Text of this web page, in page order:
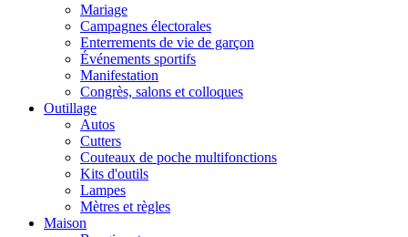
Mariage
Campagnes électorales
Enterrements de vie de garçon
Événements sportifs
Manifestation
Congrès, salons et colloques
Outillage
Autos
Cutters
Couteaux de poche multifonctions
Kits d'outils
Lampes
Mètres et règles
Maison